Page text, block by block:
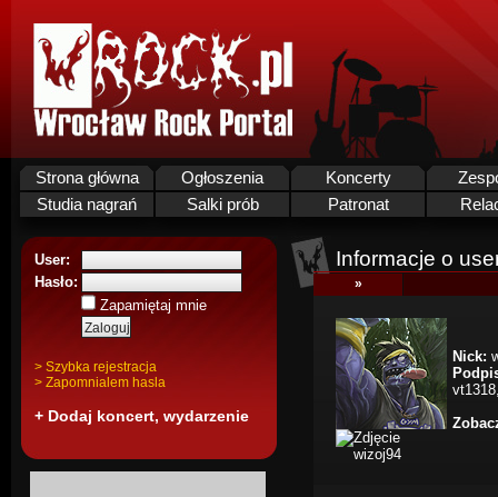
Strona główna Ogłoszenia Koncerty
Studia nagrań
Salki prób Patronat
User:
Hasło:
Zapamiętaj mnie
> Szybka rejestracja
> Zapomnialem hasla
+ Dodaj koncert, wydarzenie
Informacje o
»
Nick: